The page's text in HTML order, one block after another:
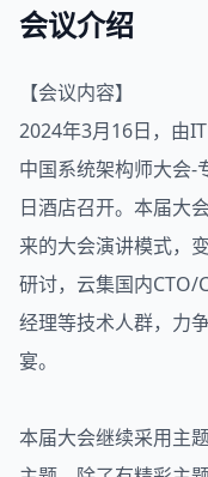
会议介绍
【会议内容】
2024年3月16日，由
中国系统架构师大会-
日酒店召开。本届大
来的大会演讲模式，
研讨，云集国内CTO/
经理等技术人群，力
宴。
本届大会继续采用主